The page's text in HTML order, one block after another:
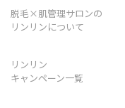
脱毛×肌管理サロンの
リンリンについて
リンリン
キャンペーン一覧